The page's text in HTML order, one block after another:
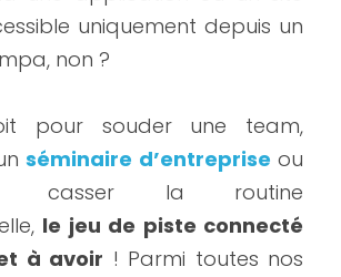
uniquement depuis un
non ?
pour souder une team,
séminaire d’entreprise ou
casser la routine
le jeu de piste connecté
à avoir ! Parmi toutes nos